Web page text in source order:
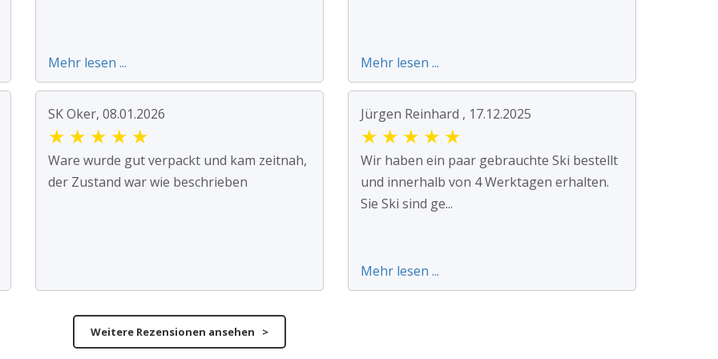
Mehr lesen ... Mehr lesen ...
SK Oker, 08.01.2026
★ ★ ★ ★ ★
Ware wurde gut verpackt und kam zeitnah,
der Zustand war wie beschrieben
Jürgen Reinhard , 17.12.2025
★ ★ ★ ★ ★
Wir haben ein paar gebrauchte Ski bestellt
und innerhalb von 4 Werktagen erhalten.
Sie Ski sind ge...
Mehr lesen ...
Weitere Rezensionen ansehen >